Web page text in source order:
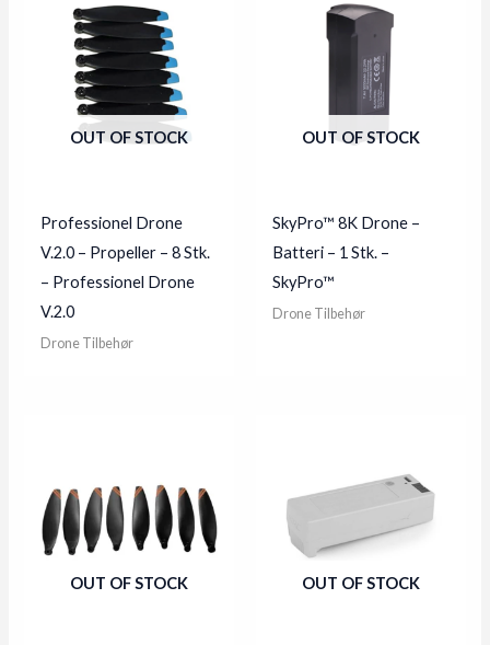
OUT OF STOCK
Professionel Drone
V.2.0 – Propeller – 8 Stk.
– Professionel Drone
V.2.0
Drone Tilbehør
OUT OF STOCK
SkyPro™ 8K Drone –
Batteri – 1 Stk. –
SkyPro™
Drone Tilbehør
OUT OF STOCK OUT OF STOCK